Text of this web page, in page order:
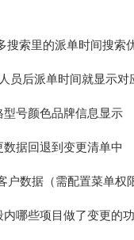
搜索里的派单时间搜索
后派单时间就显示对
型号颜色品牌信息显示
据回退到变更清单中
户数据（需配置菜单权
哪些项目做了变更的